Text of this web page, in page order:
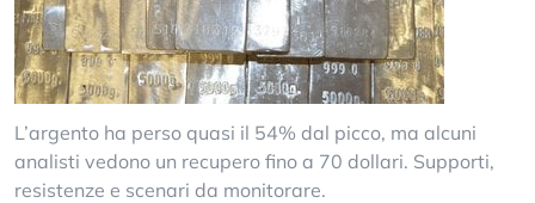
L’argento ha perso quasi il 54% dal picco, ma alcuni
analisti vedono un recupero fino a 70 dollari. Supporti,
resistenze e scenari da monitorare.